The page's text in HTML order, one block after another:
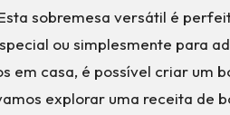
sobremesa versátil é
ou simplesmente para
em casa, é possível criar um
explorar uma receita de